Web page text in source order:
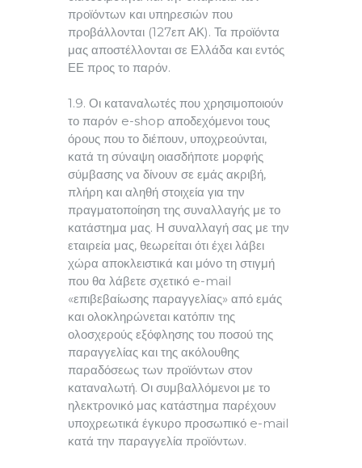
προϊόντων και υπηρεσιών που
προβάλλονται (127επ ΑΚ). Τα προϊόντα
μας αποστέλλονται σε Ελλάδα και εντός
ΕΕ προς το παρόν.
1.9. Οι καταναλωτές που χρησιμοποιούν
το παρόν e-shop αποδεχόμενοι τους
όρους που το διέπουν, υποχρεούνται,
κατά τη σύναψη οιασδήποτε μορφής
σύμβασης να δίνουν σε εμάς ακριβή,
πλήρη και αληθή στοιχεία για την
πραγματοποίηση της συναλλαγής με το
κατάστημα μας. Η συναλλαγή σας με την
εταιρεία μας, θεωρείται ότι έχει λάβει
χώρα αποκλειστικά και μόνο τη στιγμή
που θα λάβετε σχετικό e-mail
«επιβεβαίωσης παραγγελίας» από εμάς
και ολοκληρώνεται κατόπιν της
ολοσχερούς εξόφλησης του ποσού της
παραγγελίας και της ακόλουθης
παραδόσεως των προϊόντων στον
καταναλωτή. Οι συμβαλλόμενοι με το
ηλεκτρονικό μας κατάστημα παρέχουν
υποχρεωτικά έγκυρο προσωπικό e-mail
κατά την παραγγελία προϊόντων.